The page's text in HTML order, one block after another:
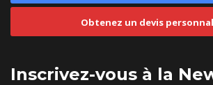
Obtenez un devis
Inscrivez-vous à la